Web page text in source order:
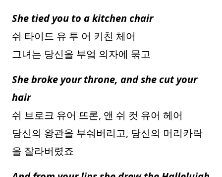
She tied you to a kitchen chair
쉬 타이드 유 투 어 키친 체어
그녀는 당신을 부엌 의자에 묶고
She broke your throne, and she cut your
hair
쉬 브로크 유어 뜨론, 앤 쉬 컷 유어 헤어
당신의 왕관을 부숴버리고, 당신의 머리카락
을 잘라버렸죠